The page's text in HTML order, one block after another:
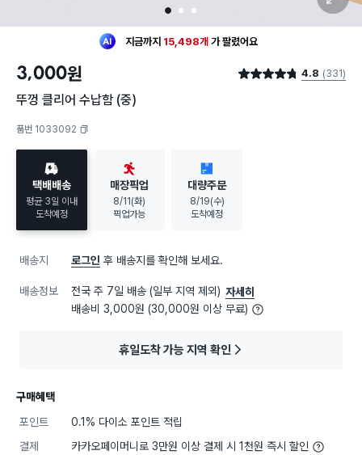
1 2 3
확대 보기
최근 한달396명이구매했어요
지금까지 15,498개 가팔렸어요
구매했어요
30대 여성
3,000원 별점 4.8점 4.8 (331)
뚜껑 클리어 수납함 (중)
품번 1033092
택배배송
평균 3일 이내
도착예정
매장픽업
8/11(화)
픽업가능
대량주문
8/19(수)
도착예정
배송지 로그인 후 배송지를 확인해 보세요.
배송정보 전국 주 7일 배송 (일부 지역 제외) 자세히
배송비 3,000원 (30,000원 이상 무료)
휴일도착 가능 지역 확인
구매혜택
포인트
0.1% 다이소 포인트 적립
결제
카카오페이머니로 3만원 이상 결제 시 1천원 즉시 할인